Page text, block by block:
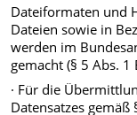
Dateiformaten und
Dateien sowie in
werden im
gemacht (§ 5 Abs. 1
· Für die
Datensatzes gemäß